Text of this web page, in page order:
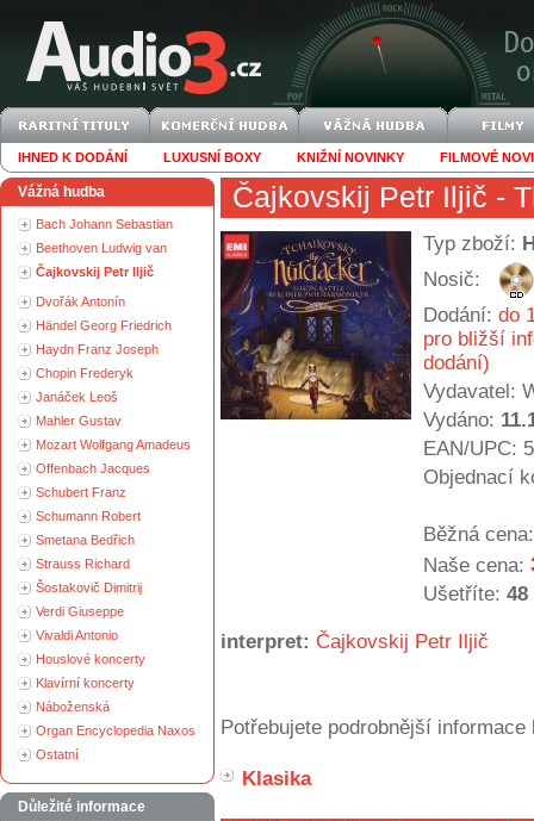
IHNED K DODÁNÍ LUXUSNÍ BOXY KNIŽNÍ NOVINKY FILMOVÉ
Vážná hudba
Bach Johann Sebastian
Beethoven Ludwig van
Čajkovskij Petr Iljič
Dvořák Antonín
Händel Georg Friedrich
Haydn Franz Joseph
Chopin Frederyk
Janáček Leoš
Mahler Gustav
Mozart Wolfgang Amadeus
Offenbach Jacques
Schubert Franz
Schumann Robert
Smetana Bedřich
Strauss Richard
Šostakovič Dimitrij
Verdi Giuseppe
Vivaldi Antonio
Houslové koncerty
Klavírní koncerty
Náboženská
Organ Encyclopedia Naxos
Ostatní
Důležité informace
Čajkovskij Petr Iljič -
Typ zboží:
Nosič:
Dodání: do
pro bližší
dodání)
Vydavatel:
Vydáno:
EAN/UPC:
Objednací
Běžná cena:
Naše cena:
Ušetříte: 48
interpret: Čajkovskij Petr Iljič
Potřebujete podrobnější
Klasika